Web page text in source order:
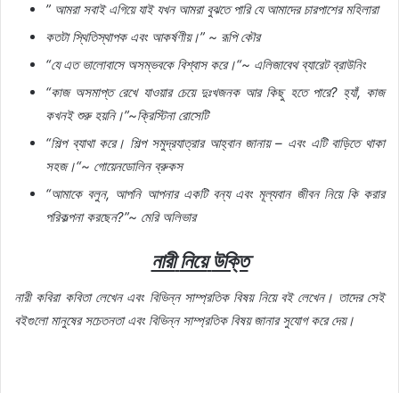
” আমরা সবাই এগিয়ে যাই যখন আমরা বুঝতে পারি যে আমাদের চারপাশের মহিলারা
কতটা স্থিতিস্থাপক এবং আকর্ষণীয়।” ~ রূপি কৌর
“যে এত ভালোবাসে অসম্ভবকে বিশ্বাস করে।“~ এলিজাবেথ ব্যারেট ব্রাউনিং
“কাজ অসমাপ্ত রেখে যাওয়ার চেয়ে দুঃখজনক আর কিছু হতে পারে? হ্যাঁ, কাজ
কখনই শুরু হয়নি।”~ক্রিস্টিনা রোসেটি
“শিল্প ব্যাথা করে। শিল্প সমুদ্রযাত্রার আহ্বান জানায়– এবং এটি বাড়িতে থাকা
সহজ।“~ গোয়েনডোলিন ব্রুকস
“আমাকে বলুন, আপনি আপনার একটি বন্য এবং মূল্যবান জীবন নিয়ে কি করার
পরিকল্পনা করছেন?”~ মেরি অলিভার
নারীনিয়ে উক্তি
নারী কবিরা কবিতা লেখেন এবং বিভিন্ন সাম্প্রতিক বিষয় নিয়ে বই লেখেন। তাদের সেই
বইগুলো মানুষের সচেতনতা এবং বিভিন্ন সাম্প্রতিক বিষয় জানার সুযোগ করে দেয়।